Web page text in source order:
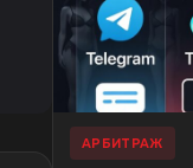
АРБИТРАЖ